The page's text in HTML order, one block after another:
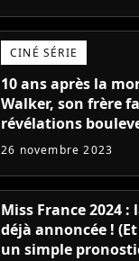
CINÉ SÉRIE
10 ans après la
Walker, son frère
révélations
réaction des
26 novembre 2023
Miss France 2024
déjà annoncée !
un simple